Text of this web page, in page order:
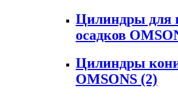
Цилиндры для
осадков
Цилиндры
OMSONS (2)